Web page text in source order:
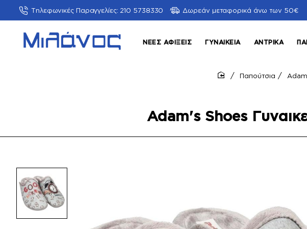
Τηλεφωνικές Παραγγελίες: 210 5738330 Δωρεάν μεταφορικά άνω των 50€
ΝΈΕΣ ΑΦΊΞΕΙΣ ΓΥΝΑΙΚΕΊΑ ΑΝΤΡΙΚΆ
Adam's Shoes
Παπούτσια